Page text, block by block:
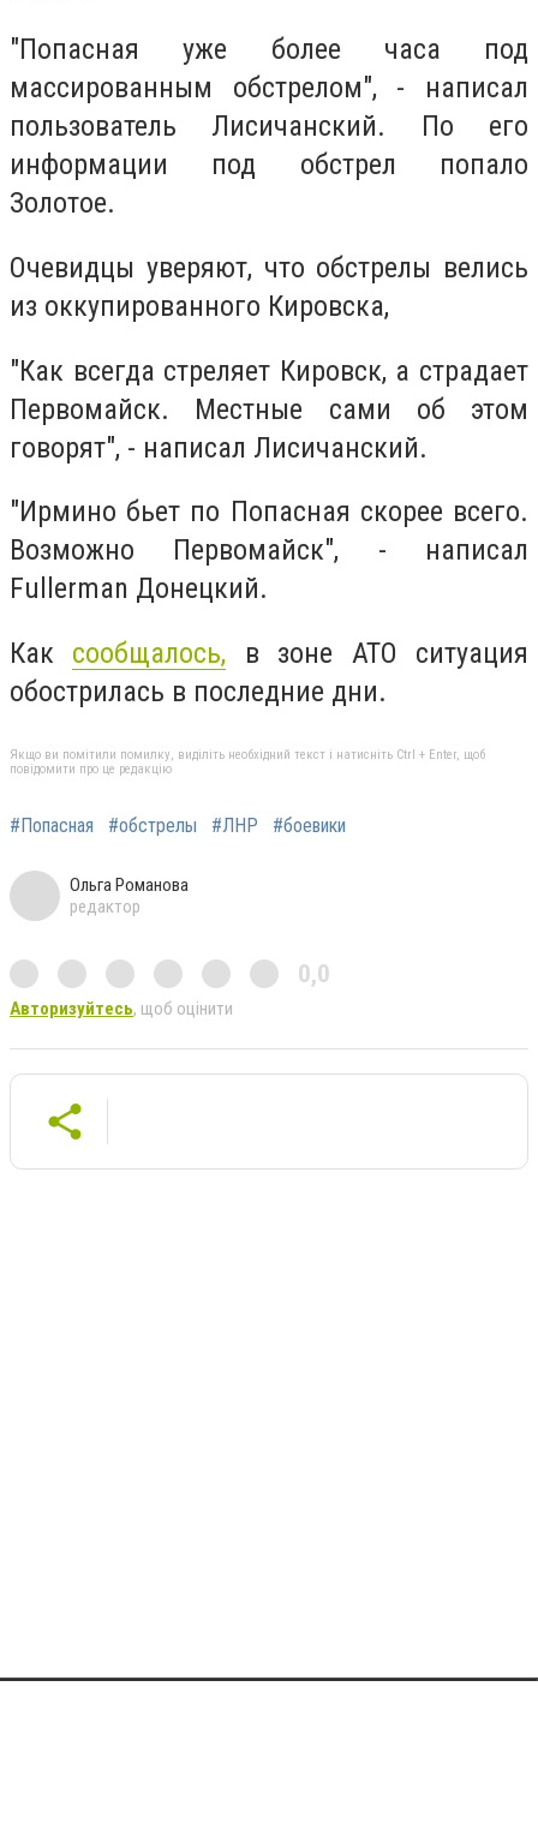
"Попасная уже более часа под
массированным обстрелом", - написал
пользователь Лисичанский. По его
информации под обстрел попало
Золотое.
Очевидцы уверяют, что обстрелы велись
из оккупированного Кировска,
"Как всегда стреляет Кировск, а страдает
Первомайск. Местные сами об этом
говорят", - написал Лисичанский.
"Ирмино бьет по Попасная скорее всего.
Возможно Первомайск", - написал
Fullerman Донецкий.
Как сообщалось, в зоне АТО ситуация
обострилась в последние дни.
Якщо ви помітили помилку, виділіть необхідний текст і натисніть Ctrl + Enter, щоб
повідомити про це редакцію
#Попасная #обстрелы #ЛНР #боевики
Ольга Романова
редактор
0,0
Авторизуйтесь, щоб оцінити